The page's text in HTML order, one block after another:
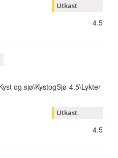
Utkast
4.5
og sjø\KystogSjø-4.5\Lykter
Utkast
4.5